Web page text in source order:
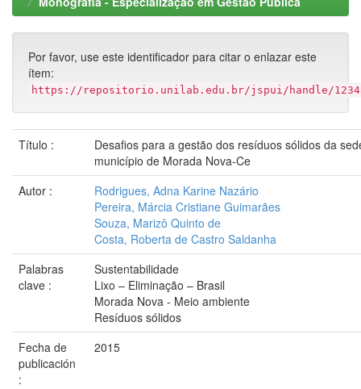
Por favor, use este identificador para citar o enlazar este
ítem:
https://repositorio.unilab.edu.br/jspui/handle/
Título :
Desafios para a gestão dos resíduos sólidos da
município de Morada Nova-Ce
Autor :
Rodrigues, Adna Karine Nazário
Pereira, Márcia Cristiane Guimarães
Souza, Marizô Quinto de
Costa, Roberta de Castro Saldanha
Palabras
clave :
Sustentabilidade
Lixo – Eliminação – Brasil
Morada Nova - Meio ambiente
Resíduos sólidos
Fecha de
publicación
:
2015